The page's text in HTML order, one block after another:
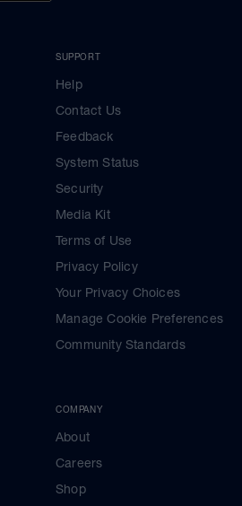
SUPPORT
Help
Contact Us
Feedback
System Status
Security
Media Kit
Terms of Use
Privacy Policy
Your Privacy Choices
Manage Cookie Preferences
Community Standards
COMPANY
About
Careers
Shop